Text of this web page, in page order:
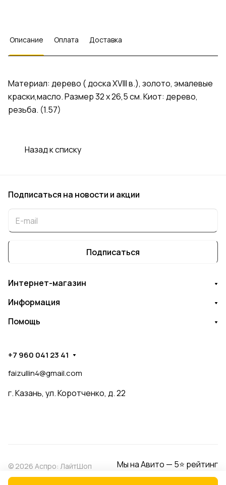
Описание Оплата Доставка
Материал: дерево ( доска XVIII в.), золото, эмалевые
краски,масло. Размер 32 х 26,5 см. Киот: дерево,
резьба. (1.57)
Назад к списку
Подписаться на новости и акции
Подписаться
Интернет-магазин
Информация
Помощь
+7 960 041 23 41
faizullin4@gmail.com
г. Казань, ул. Коротченко, д. 22
© 2026 Аспро: ЛайтШоп Мы на Авито — 5⭐ рейтинг